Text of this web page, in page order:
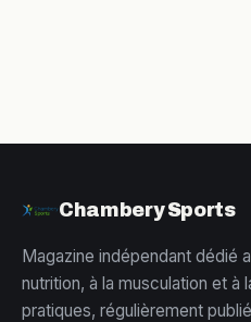
Chambery Sports
Magazine indépendant dédié
nutrition, à la musculation et à
pratiques, régulièrement